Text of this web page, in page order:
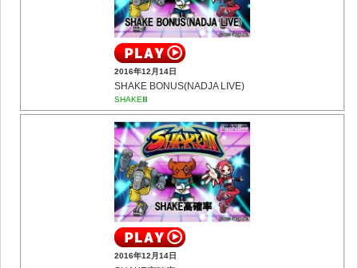
2016年12月14日
SHAKE BONUS(NADJA LIVE)
SHAKEⅢ
2016年12月14日